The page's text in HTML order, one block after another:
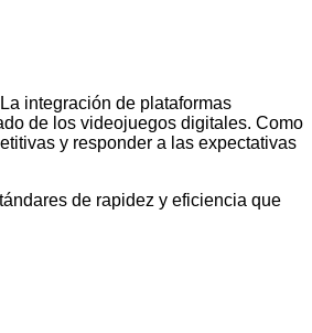
integración de plataformas
de los videojuegos digitales. Como
y responder a las expectativas
de rapidez y eficiencia que